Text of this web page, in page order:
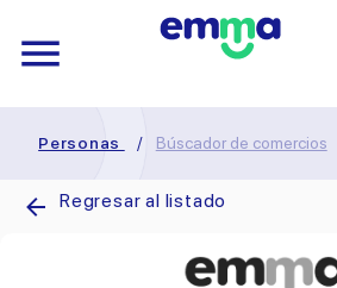
Personas / Búscador de comercios
Regresar al listado